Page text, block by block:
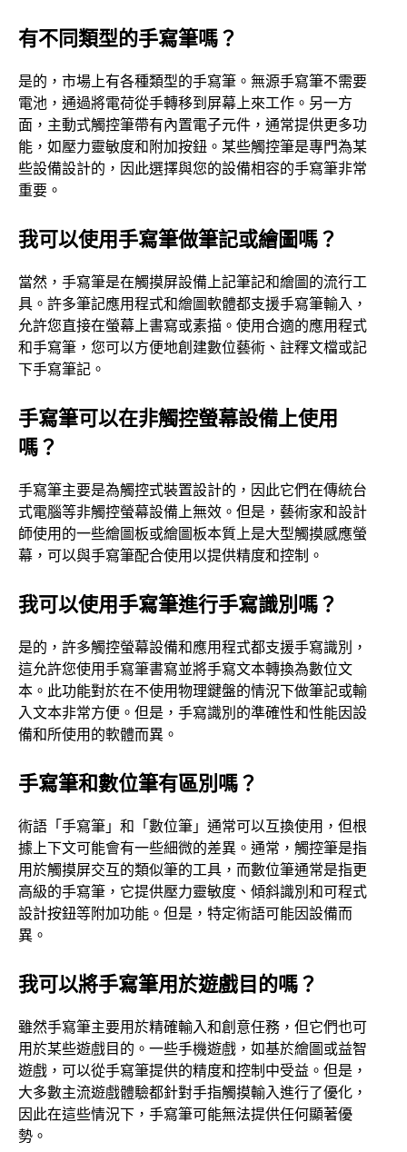
有不同類型的手寫筆嗎？
是的，市場上有各種類型的手寫筆。無源手寫筆不需要
電池，通過將電荷從手轉移到屏幕上來工作。另一方
面，主動式觸控筆帶有內置電子元件，通常提供更多功
能，如壓力靈敏度和附加按鈕。某些觸控筆是專門為某
些設備設計的，因此選擇與您的設備相容的手寫筆非常
重要。
我可以使用手寫筆做筆記或繪圖嗎？
當然，手寫筆是在觸摸屏設備上記筆記和繪圖的流行工
具。許多筆記應用程式和繪圖軟體都支援手寫筆輸入，
允許您直接在螢幕上書寫或素描。使用合適的應用程式
和手寫筆，您可以方便地創建數位藝術、註釋文檔或記
下手寫筆記。
手寫筆可以在非觸控螢幕設備上使用
嗎？
手寫筆主要是為觸控式裝置設計的，因此它們在傳統台
式電腦等非觸控螢幕設備上無效。但是，藝術家和設計
師使用的一些繪圖板或繪圖板本質上是大型觸摸感應螢
幕，可以與手寫筆配合使用以提供精度和控制。
我可以使用手寫筆進行手寫識別嗎？
是的，許多觸控螢幕設備和應用程式都支援手寫識別，
這允許您使用手寫筆書寫並將手寫文本轉換為數位文
本。此功能對於在不使用物理鍵盤的情況下做筆記或輸
入文本非常方便。但是，手寫識別的準確性和性能因設
備和所使用的軟體而異。
手寫筆和數位筆有區別嗎？
術語「手寫筆」和「數位筆」通常可以互換使用，但根
據上下文可能會有一些細微的差異。通常，觸控筆是指
用於觸摸屏交互的類似筆的工具，而數位筆通常是指更
高級的手寫筆，它提供壓力靈敏度、傾斜識別和可程式
設計按鈕等附加功能。但是，特定術語可能因設備而
異。
我可以將手寫筆用於遊戲目的嗎？
雖然手寫筆主要用於精確輸入和創意任務，但它們也可
用於某些遊戲目的。一些手機遊戲，如基於繪圖或益智
遊戲，可以從手寫筆提供的精度和控制中受益。但是，
大多數主流遊戲體驗都針對手指觸摸輸入進行了優化，
因此在這些情況下，手寫筆可能無法提供任何顯著優
勢。